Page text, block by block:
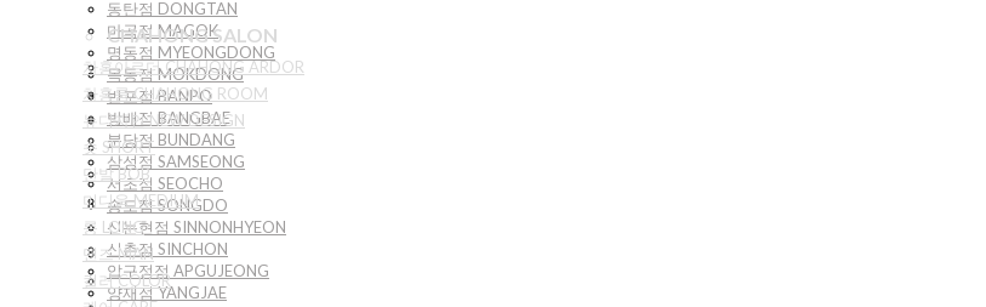
동탄점 DONGTAN
마곡점 MAGOK
명동점 MYEONGDONG
목동점 MOKDONG
반포점 BANPO
방배점 BANGBAE
분당점 BUNDANG
삼성점 SAMSEONG
서초점 SEOCHO
송도점 SONGDO
신논현점 SINNONHYEON
신촌점 SINCHON
압구정점 APGUJEONG
양재점 YANGJAE
CHAHONG SALON
차홍아르더 CHAHONG ARDOR
차홍룸 CHAHONG ROOM
뉴디자인 NEW DESIGN
숏 SHORT
단발 BOB
미디움 MEDIUM
롱 LONG
맨즈 MAN
컬러 COLOR